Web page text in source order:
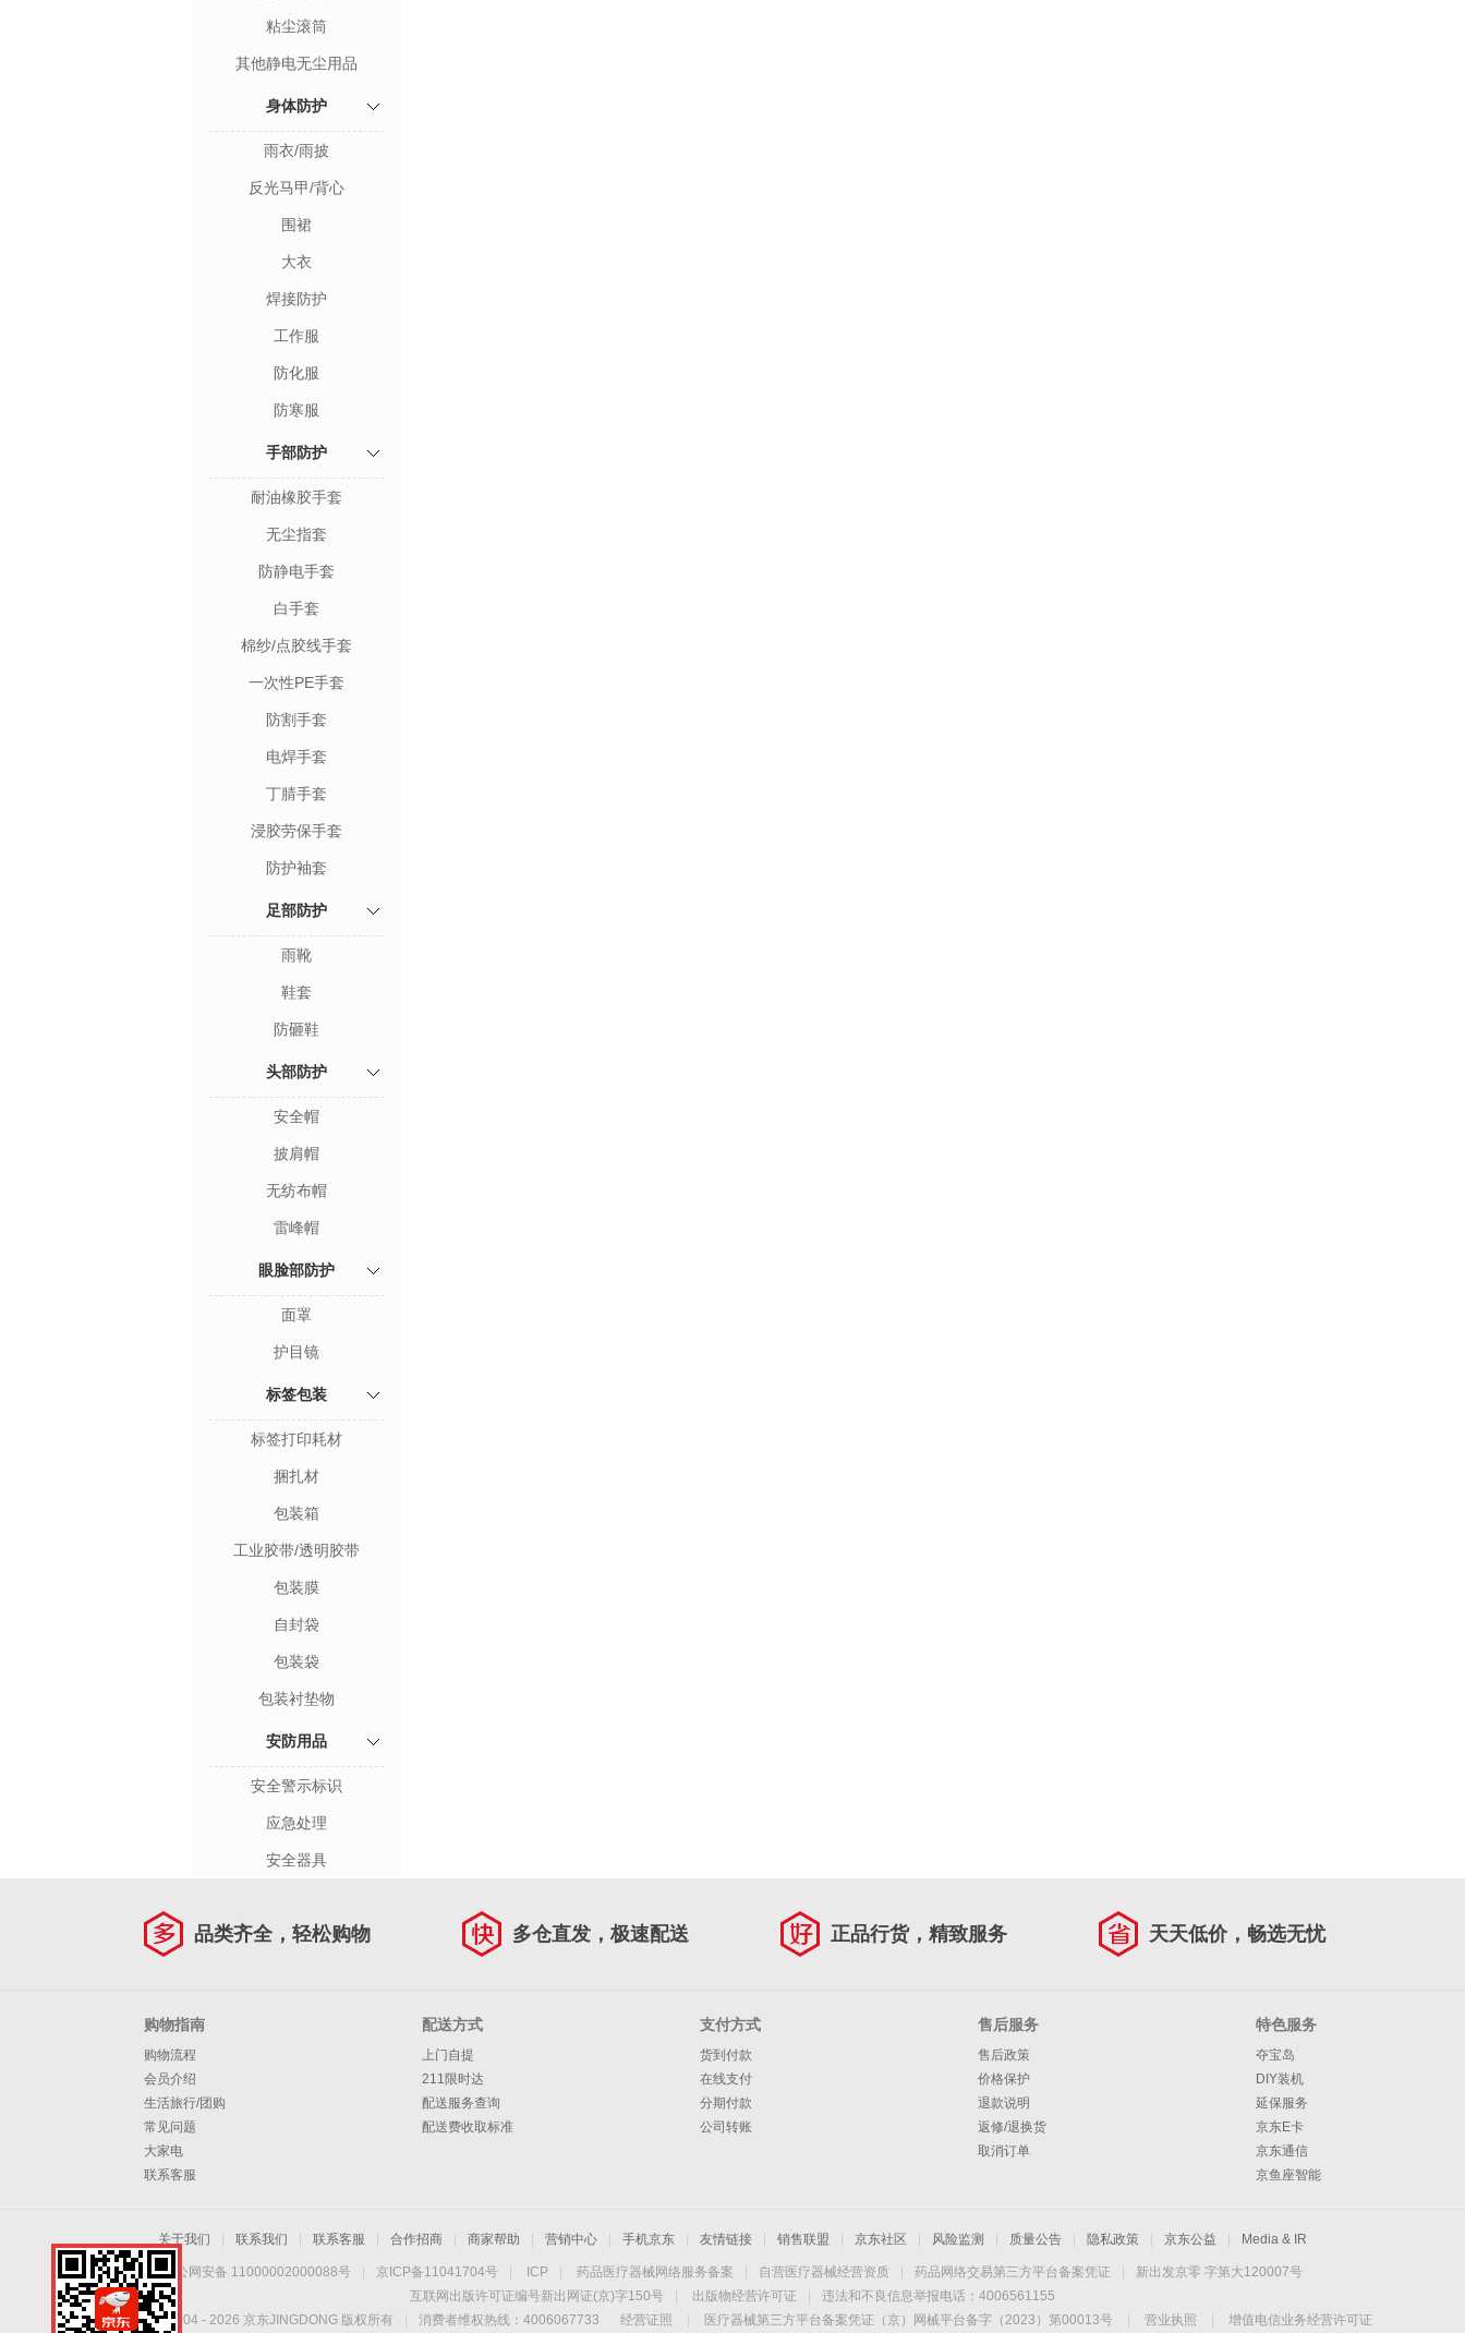
粘尘滚筒
其他静电无尘用品
身体防护
雨衣/雨披
反光马甲/背心
围裙
大衣
焊接防护
工作服
防化服
防寒服
手部防护
耐油橡胶手套
无尘指套
防静电手套
白手套
棉纱/点胶线手套
一次性PE手套
防割手套
电焊手套
丁腈手套
浸胶劳保手套
防护袖套
足部防护
雨靴
鞋套
防砸鞋
头部防护
安全帽
披肩帽
无纺布帽
雷峰帽
眼脸部防护
面罩
护目镜
标签包装
标签打印耗材
捆扎材
包装箱
工业胶带/透明胶带
包装膜
自封袋
包装袋
包装衬垫物
安防用品
安全警示标识
应急处理
安全器具
品类齐全，轻松购物 多仓直发，极速配送 正品行货，精致服务 天天低价，畅选无忧
购物指南
购物流程
会员介绍
生活旅行/团购
常见问题
大家电
联系客服
配送方式
上门自提
211限时达
配送服务查询
配送费收取标准
支付方式
货到付款
在线支付
分期付款
公司转账
售后服务
售后政策
价格保护
退款说明
返修/退换货
取消订单
特色服务
夺宝岛
DIY装机
延保服务
京东E卡
京东通信
京鱼座智能
关于我们 联系我们 联系客服 合作招商 商家帮助 营销中心 手机京东 友情链接 销售联盟 京东社区 风险监测 质量公告 隐私政策 京东公益 Media & IR
京公网安备 11000002000088号 京ICP备11041704号 ICP 药品医疗器械网络服务备案 自营医疗器械经营资质 药品网络交易第三方平台备案凭证
新出发京零 字第大120007号
互联网出版许可证编号新出网证(京)字150号
出版物经营许可证
违法和不良信息举报电话：4006561155
Copyright © 2004 - 2026 京东JINGDONG 版权所有 消费者维权热线：4006067733 经营证照 医疗器械第三方平台备案凭证（京）网械平台备字（2023）第00013号 营业执照 增值电信业务经营许可证